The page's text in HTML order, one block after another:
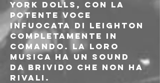
York Dolls, con la
potente voce
infuocata di Leighton
completamente in
comando. La loro
musica ha un sound
da brivido che non ha
rivali.